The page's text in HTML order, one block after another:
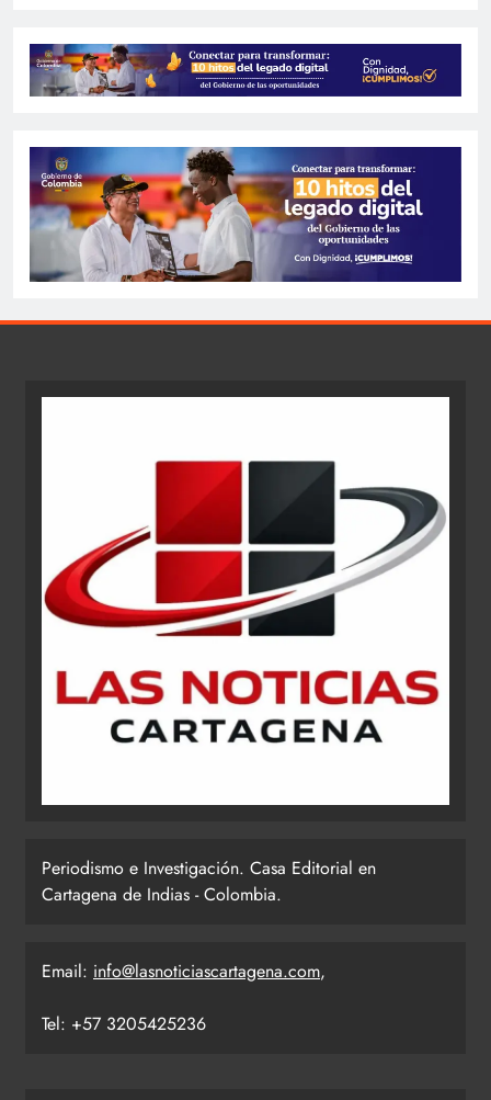
Periodismo e Investigación. Casa Editorial en
Cartagena de Indias - Colombia.
Email: info@lasnoticiascartagena.com,
Tel: +57 3205425236